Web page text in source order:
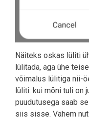
Näiteks oskas lüliti
lülitada, aga ühe
võimalus lülitiga nii-
lüliti: kui mõni tuli on
puudutusega saab
siis sisse. Vähem